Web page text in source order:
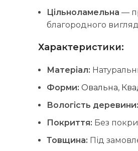
Цільноламельна —
благородного
Характеристики:
Матеріал:
Форми: Овальна,
Вологість деревини:
Покриття: Без
Товщина: Під